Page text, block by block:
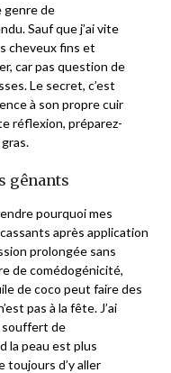
genre de
Sauf que j’ai vite
cheveux fins et
car pas question de
Le secret, c’est
à son propre cuir
réflexion, préparez-
gênants
pourquoi mes
après application
prolongée sans
de comédogénicité,
de coco peut faire des
pas à la fête. J’ai
souffert de
la peau est plus
toujours d’y aller